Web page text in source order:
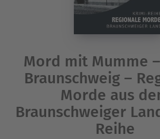
Mord mit Mumme
Braunschweig –
Morde aus
Braunschweiger
Reihe